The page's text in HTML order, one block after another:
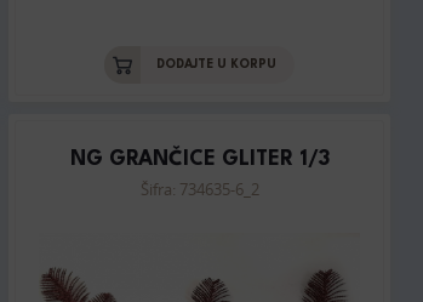
DODAJTE U KORPU
NG GRANČICE GLITER 1/3
Šifra: 734635-6_2